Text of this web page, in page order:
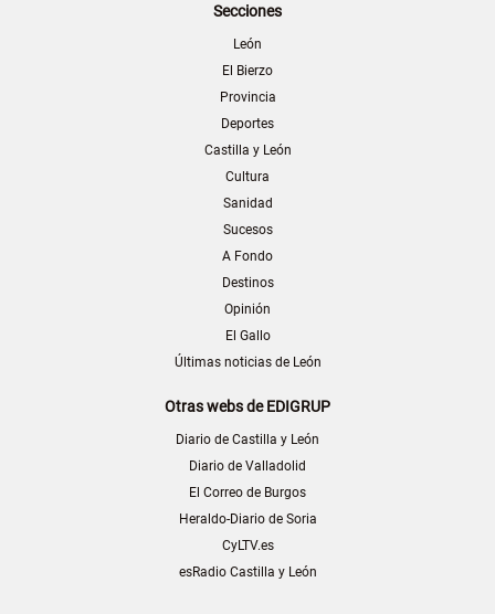
Secciones
León
El Bierzo
Provincia
Deportes
Castilla y León
Cultura
Sanidad
Sucesos
A Fondo
Destinos
Opinión
El Gallo
Últimas noticias de León
Otras webs de EDIGRUP
Diario de Castilla y León
Diario de Valladolid
El Correo de Burgos
Heraldo-Diario de Soria
CyLTV.es
esRadio Castilla y León